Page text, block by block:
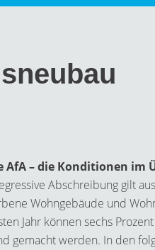
AfA – die Konditionen im
Abschreibung gilt
Wohngebäude und
Jahr können sechs
gemacht werden. In den